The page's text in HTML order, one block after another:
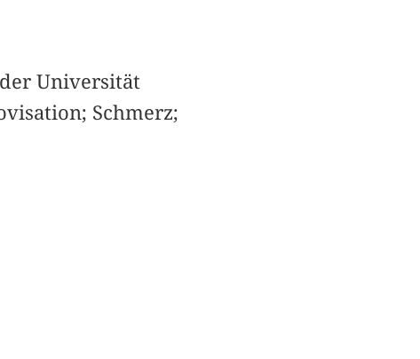
Universität
Schmerz;